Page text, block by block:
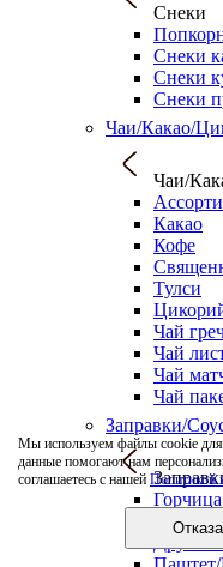
Мы используем файлы cookie для
данные помогают нам
соглашаетесь с нашей Политикой
Снеки
Снеки
Снеки
Снеки
Чаи/Какао/
Чаи/
Ассорти
Какао
Кофе
Тулси
Чай
Чай
Чай
Чай
Заправки/
Горчица